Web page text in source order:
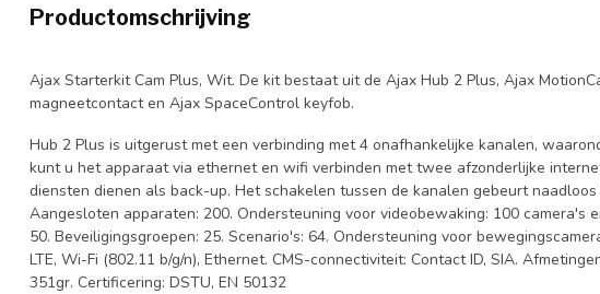
Productomschrijving
Ajax Starterkit Cam Plus, Wit. De kit bestaat uit de Ajax Hub 2 Plus, Ajax
magneetcontact en Ajax SpaceControl keyfob.
Hub 2 Plus is uitgerust met een verbinding met 4 onafhankelijke kanalen,
kunt u het apparaat via ethernet en wifi verbinden met twee afzonderlijke
diensten dienen als back-up. Het schakelen tussen de kanalen gebeurt
Aangesloten apparaten: 200. Ondersteuning voor videobewaking: 100 camera's
50. Beveiligingsgroepen: 25. Scenario's: 64. Ondersteuning voor
LTE, Wi-Fi (802.11 b/g/n), Ethernet. CMS-connectiviteit: Contact ID, SIA.
351gr. Certificering: DSTU, EN 50132